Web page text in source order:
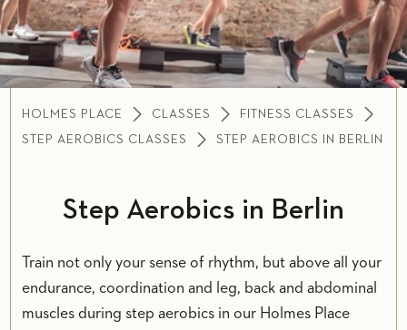
HOLMES PLACE CLASSES
FITNESS CLASSES
STEP AEROBICS CLASSES
STEP AEROBICS IN BERLIN
Step Aerobics in Berlin
Train not only your sense of rhythm, but above all your
endurance, coordination and leg, back and abdominal
muscles during step aerobics in our Holmes Place